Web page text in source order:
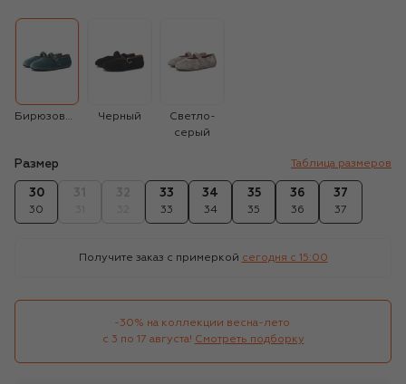
Бирюзовый Черный
Светло-
серый
Размер Таблица размеров
30
30
33
33
34
34
35
35
36
36
37
37
Получите заказ с примеркой сегодня c 15:00
-30% на коллекции весна-лето
с 3 по 17 августа! Смотреть подборку